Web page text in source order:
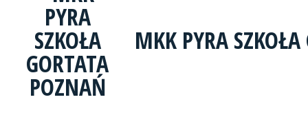
MKK PYRA